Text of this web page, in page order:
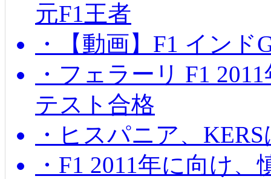
元F1王者
・【動画】F1 イン
・フェラーリ F1
テスト合格
・ヒスパニア、
・F1 2011年に向け